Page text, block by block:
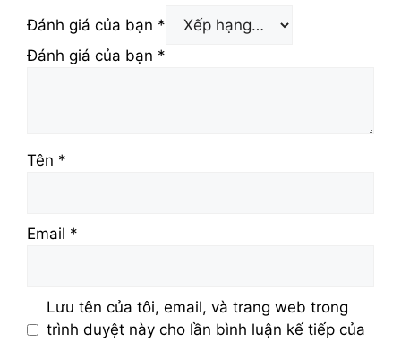
Đánh giá của bạn *
Đánh giá của bạn *
Tên *
Email *
Lưu tên của tôi, email, và trang web trong
trình duyệt này cho lần bình luận kế tiếp của